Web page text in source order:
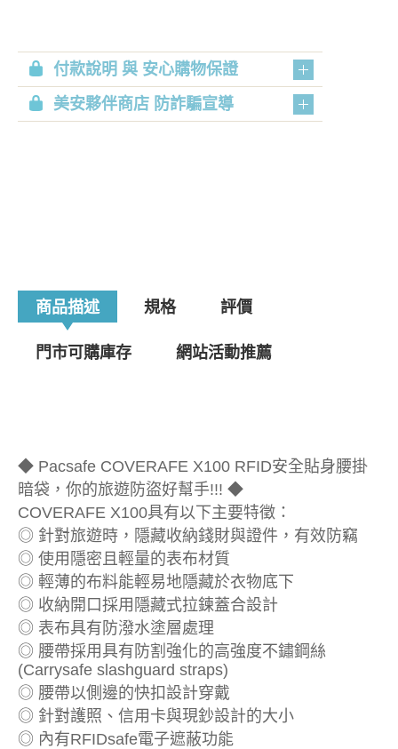
付款說明 與 安心購物保證
美安夥伴商店 防詐騙宣導
商品描述 規格 評價
門市可購庫存 網站活動推薦
◆ Pacsafe COVERAFE X100 RFID安全貼身腰掛
暗袋，你的旅遊防盜好幫手!!! ◆
COVERAFE X100具有以下主要特徵：
◎ 針對旅遊時，隱藏收納錢財與證件，有效防竊
◎ 使用隱密且輕量的表布材質
◎ 輕薄的布料能輕易地隱藏於衣物底下
◎ 收納開口採用隱藏式拉鍊蓋合設計
◎ 表布具有防潑水塗層處理
◎ 腰帶採用具有防割強化的高強度不鏽鋼絲
(Carrysafe slashguard straps)
◎ 腰帶以側邊的快扣設計穿戴
◎ 針對護照、信用卡與現鈔設計的大小
◎ 內有RFIDsafe電子遮蔽功能